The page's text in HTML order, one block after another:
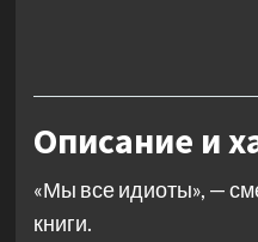
Описание и
«Мы все идиоты», —
книги.